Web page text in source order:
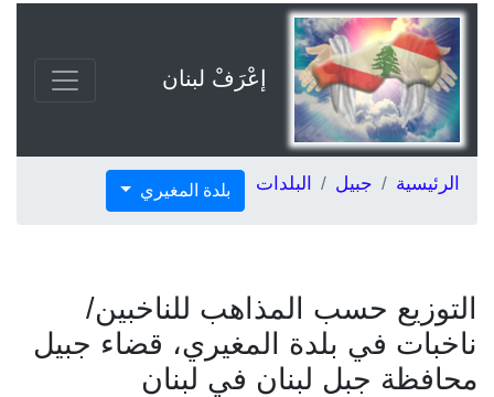
إعْرَفْ لبنان
الرئيسية جبيل البلدات بلدة المغيري
التوزيع حسب المذاهب للناخبين/
ناخبات في بلدة المغيري، قضاء جبيل
محافظة جبل لبنان في لبنان